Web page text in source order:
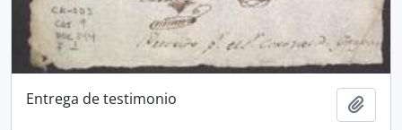
Entrega de testimonio